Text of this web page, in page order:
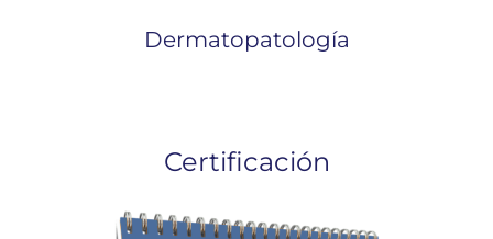
Dermatopatología
Certificación